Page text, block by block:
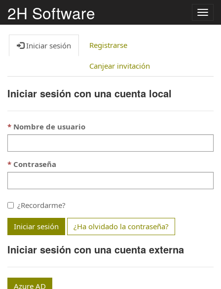
2H Software
Iniciar sesión Registrarse
Canjear invitación
Iniciar sesión con una cuenta local
Nombre de usuario
Contraseña
¿Recordarme?
Iniciar sesión ¿Ha olvidado la contraseña?
Iniciar sesión con una cuenta externa
Azure AD